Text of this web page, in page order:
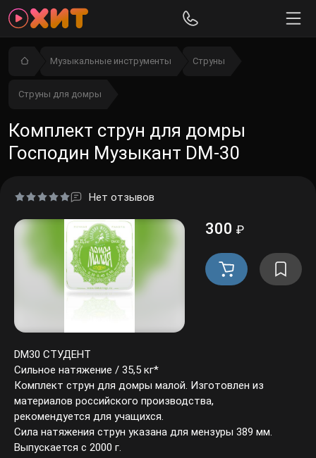
Музыкальные инструменты Струны
Струны для домры
Комплект струн для домры
Господин Музыкант DM-30
Нет отзывов
300 ₽
DM30 СТУДЕНТ
Сильное натяжение / 35,5 кг*
Комплект струн для домры малой. Изготовлен из
материалов российского производства,
рекомендуется для учащихся.
Сила натяжения струн указана для мензуры 389 мм.
Выпускается с 2000 г.